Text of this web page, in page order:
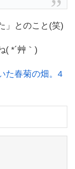
」とのこと(笑)
( *´艸｀)
た春菊の畑。4